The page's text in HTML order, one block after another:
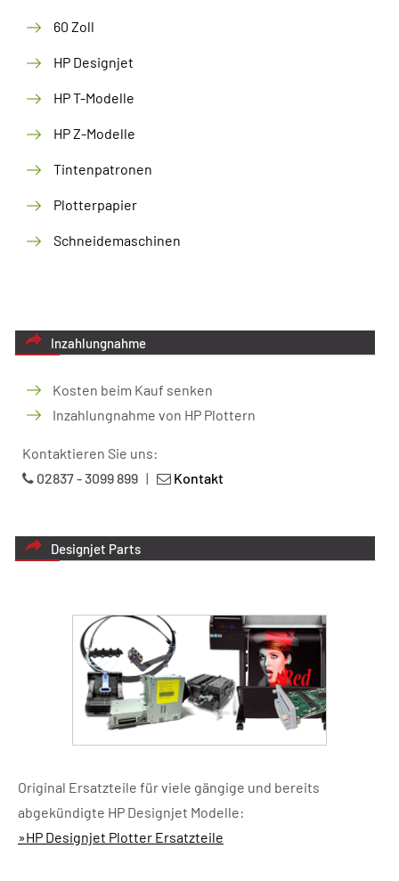
60 Zoll
HP Designjet
HP T-Modelle
HP Z-Modelle
Tintenpatronen
Plotterpapier
Schneidemaschinen
Inzahlungnahme
Kosten beim Kauf senken
Inzahlungnahme von HP Plottern
Kontaktieren Sie uns:
02837 - 3099 899 | Kontakt
Designjet Parts
Original Ersatzteile für viele gängige und bereits
abgekündigte HP Designjet Modelle:
»HP Designjet Plotter Ersatzteile